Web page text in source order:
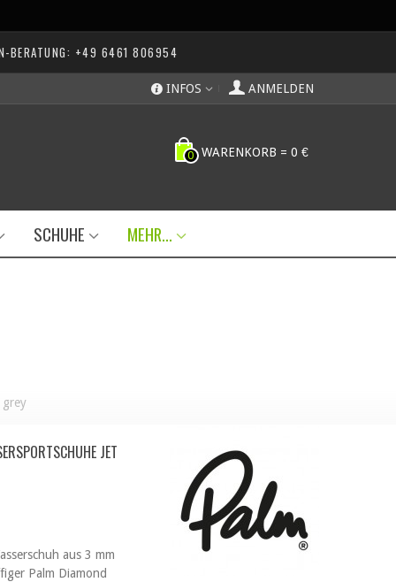
BERATUNG: +49 6461 806954
ANMELDEN
INFOS
0 WARENKORB = 0 €
SCHUHE MEHR...
grey
JET
aus 3 mm
Palm Diamond